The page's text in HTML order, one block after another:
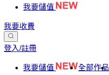
我要儲值
我要收費
登入/註冊
我要儲值 全部作品